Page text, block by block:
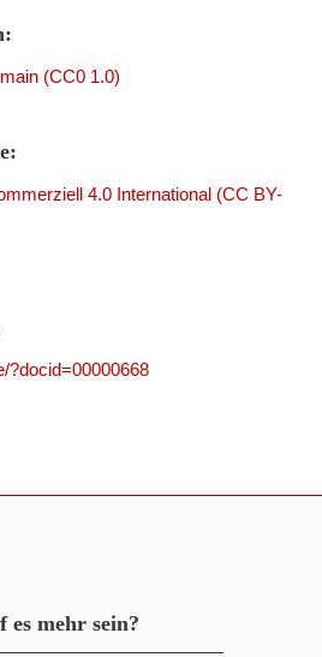
(CC0 1.0)
4.0 International (CC BY-
?docid=00000668
es mehr sein?